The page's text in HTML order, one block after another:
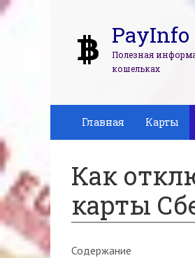
PayInfo
Полезная
кошельках
Главная Карты
Как
карты
Содержание